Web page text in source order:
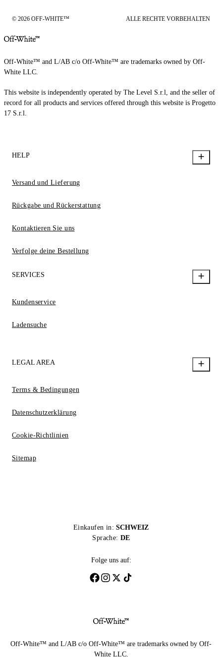
© 2026 OFF-WHITE™ ALLE RECHTE VORBEHALTEN
Off-White™ and L/AB c/o Off-White™ are trademarks owned by Off-
White LLC.
This website is independently operated by The Level S.r.l, and the seller of
record for all products and services offered through this website is Progetto
17 S.r.l.
HELP
Versand und Lieferung
Rückgabe und Rückerstattung
Kontaktieren Sie uns
Verfolge deine Bestellung
SERVICES
Kundenservice
Ladensuche
LEGAL AREA
Terms & Bedingungen
Datenschutzerklärung
Cookie-Richtlinien
Sitemap
Einkaufen in: SCHWEIZ
Sprache: DE
Folge uns auf:
Off-White™ and L/AB c/o Off-White™ are trademarks owned by Off-
White LLC.